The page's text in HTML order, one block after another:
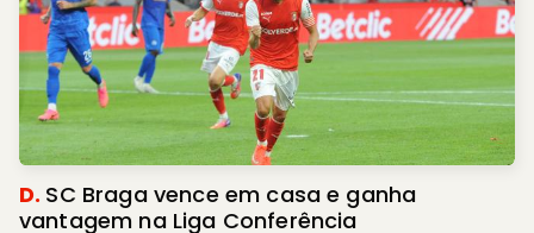
D. SC Braga vence em casa e ganha
vantagem na Liga Conferência